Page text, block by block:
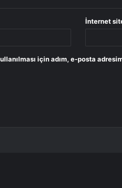
İnternet
için adım, e-posta